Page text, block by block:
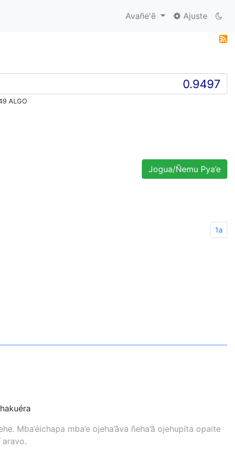
Avañe'ẽ Ajuste
ALGO
Jogua/Ñemu Pya’e
1a
Mba’éichapa mba’e ojeha’ãva ñeha’ã ojehupíta opaite
aravo.